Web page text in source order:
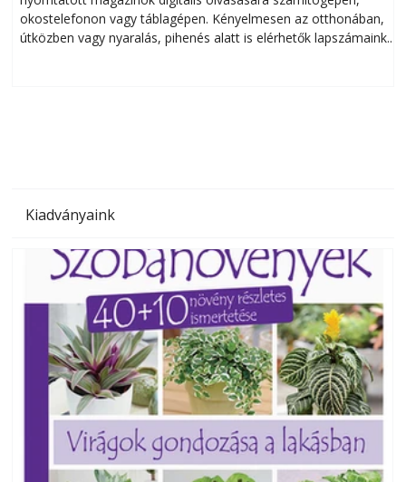
okostelefonon vagy táblagépen. Kényelmesen az otthonában,
útközben vagy nyaralás, pihenés alatt is elérhetők lapszámaink.
Kiadványaink